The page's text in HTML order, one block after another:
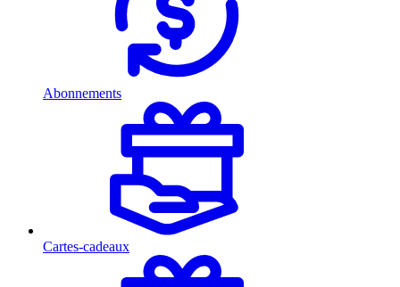
Abonnements
Cartes-cadeaux